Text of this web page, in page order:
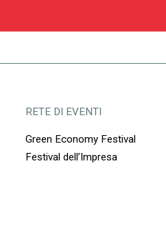
RETE DI EVENTI
Green Economy Festival
Festival dell’Impresa